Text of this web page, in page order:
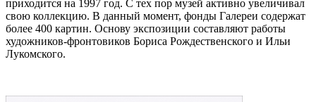
приходится на 1997 год. С тех пор музей активно увеличивал
свою коллекцию. В данный момент, фонды Галереи содержат
более 400 картин. Основу экспозиции составляют работы
художников-фронтовиков Бориса Рождественского и Ильи
Лукомского.